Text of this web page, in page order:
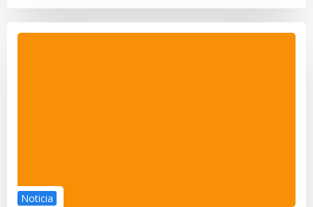
Noticia